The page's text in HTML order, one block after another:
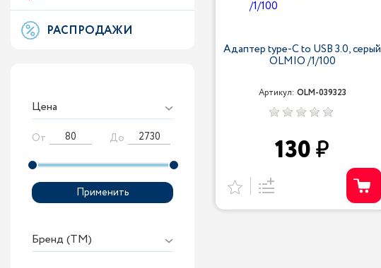
РАСПРОДАЖИ
Цена
От До
Применить
Бренд (ТМ)
Адаптер type-C to USB 3.0, серый
OLMIO /1/100
Артикул: OLM-039323
130